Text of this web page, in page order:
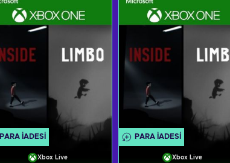
PARA IADESI
Xbox Live
PARA IADESI
Xbox Live